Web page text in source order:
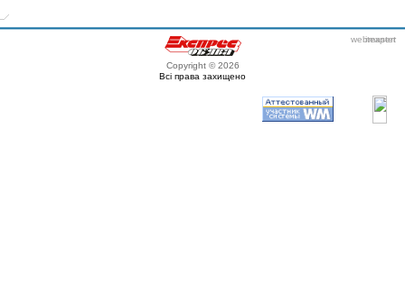
Copyright © 2026
Всі права захищено
webmaster
itexpert